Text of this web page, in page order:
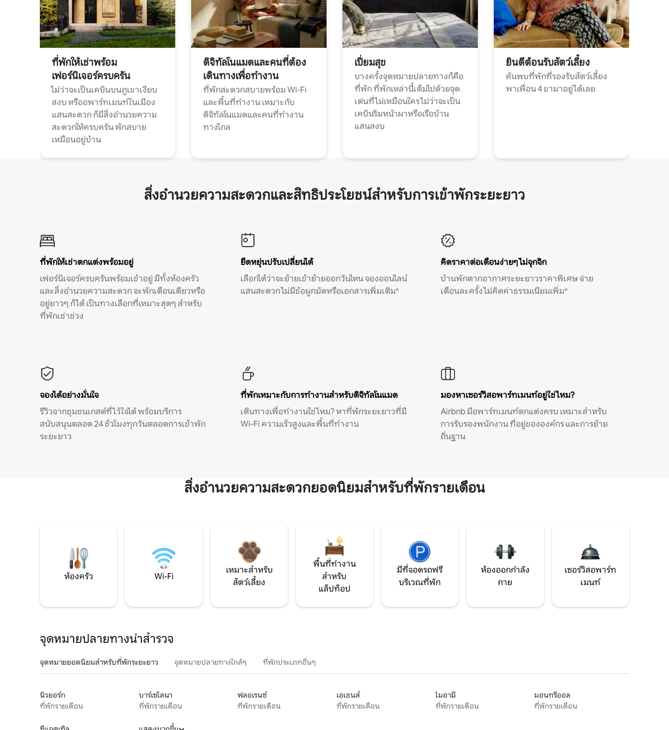
ที่พักให้เช่าพร้อม
เฟอร์นิเจอร์ครบครัน
ไม่ว่าจะเป็นเคบินบนภูเขาเงียบ
สงบ หรืออพาร์ทเมนท์ในเมือง
แสนสะดวก ก็มีสิ่งอำนวยความ
สะดวกให้ครบครัน พักสบาย
เหมือนอยู่บ้าน
ดิจิทัลโนแมดและคนที่ต้อง
เดินทางเพื่อทำงาน
ที่พักสะดวกสบายพร้อม Wi-Fi
และพื้นที่ทำงาน เหมาะกับ
ดิจิทัลโนแมดและคนที่ทำงาน
ทางไกล
เปี่ยมสุข
บางครั้งจุดหมายปลายทางก็คือ
ที่พัก ที่พักเหล่านี้เต็มไปด้วยจุด
เด่นที่ไม่เหมือนใคร ไม่ว่าจะเป็น
เคบินริมหน้าผาหรือเรือบ้าน
แสนสงบ
ยินดีต้อนรับสัตว์เลี้ยง
ค้นพบที่พักที่รองรับสัตว์เลี้ยง
พาเพื่อน 4 ขามาอยู่ได้เลย
สิ่งอำนวยความสะดวกและสิทธิประโยชน์สำหรับการเข้าพักระยะยาว
ที่พักให้เช่าตกแต่งพร้อมอยู่
เฟอร์นิเจอร์ครบครันพร้อมเข้าอยู่ มีทั้งห้องครัว
และสิ่งอำนวยความสะดวก จะพักเดือนเดียวหรือ
อยู่ยาวๆ ก็ได้ เป็นทางเลือกที่เหมาะสุดๆ สำหรับ
ที่พักเช่าช่วง
ยืดหยุ่นปรับเปลี่ยนได้
เลือกได้ว่าจะย้ายเข้าย้ายออกวันไหน จองออนไลน์
แสนสะดวก ไม่มีข้อผูกมัดหรือเอกสารเพิ่มเติม*
คิดราคาต่อเดือนง่ายๆ ไม่จุกจิก
บ้านพักตากอากาศระยะยาวราคาพิเศษ จ่าย
เดือนละครั้ง ไม่คิดค่าธรรมเนียมเพิ่ม*
จองได้อย่างมั่นใจ
รีวิวจากชุมชนเกสต์ที่ไว้ใจได้ พร้อมบริการ
สนับสนุนตลอด 24 ชั่วโมงทุกวันตลอดการเข้าพัก
ระยะยาว
ที่พักเหมาะกับการทำงานสำหรับดิจิทัลโนแมด
เดินทางเพื่อทำงานใช่ไหม? หาที่พักระยะยาวที่มี
Wi-Fi ความเร็วสูงและพื้นที่ทำงาน
มองหาเซอร์วิสอพาร์ทเมนท์อยู่ใช่ไหม?
Airbnb มีอพาร์ทเมนท์ตกแต่งครบ เหมาะสำหรับ
การรับรองพนักงาน ที่อยู่ขององค์กร และการย้าย
ถิ่นฐาน
สิ่งอำนวยความสะดวกยอดนิยมสำหรับที่พักรายเดือน
ห้องครัว Wi-Fi
เหมาะสำหรับ
สัตว์เลี้ยง
พื้นที่ทำงาน
สำหรับ
แล็ปท็อป
มีที่จอดรถฟรี
บริเวณที่พัก
ห้องออกกำลัง
กาย
เซอร์วิสอพาร์ท
เมนท์
จุดหมายปลายทางน่าสำรวจ
จุดหมายยอดนิยมสำหรับที่พักระยะยาว จุดหมายปลายทางใกล้ๆ ที่พักประเภทอื่นๆ
นิวยอร์ก
ที่พักรายเดือน
บาร์เซโลนา
ที่พักรายเดือน
ฟลอเรนซ์
ที่พักรายเดือน
เอเธนส์
ที่พักรายเดือน
ไมอามี
ที่พักรายเดือน
มอนทรีออล
ที่พักรายเดือน